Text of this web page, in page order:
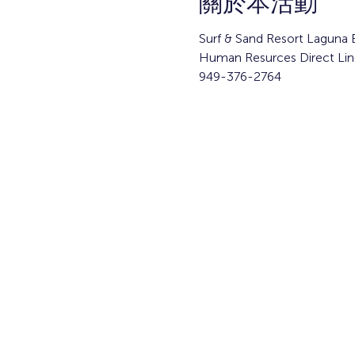
Surf & Sand Resort Laguna
Human Resurces Direct
949-376-2764